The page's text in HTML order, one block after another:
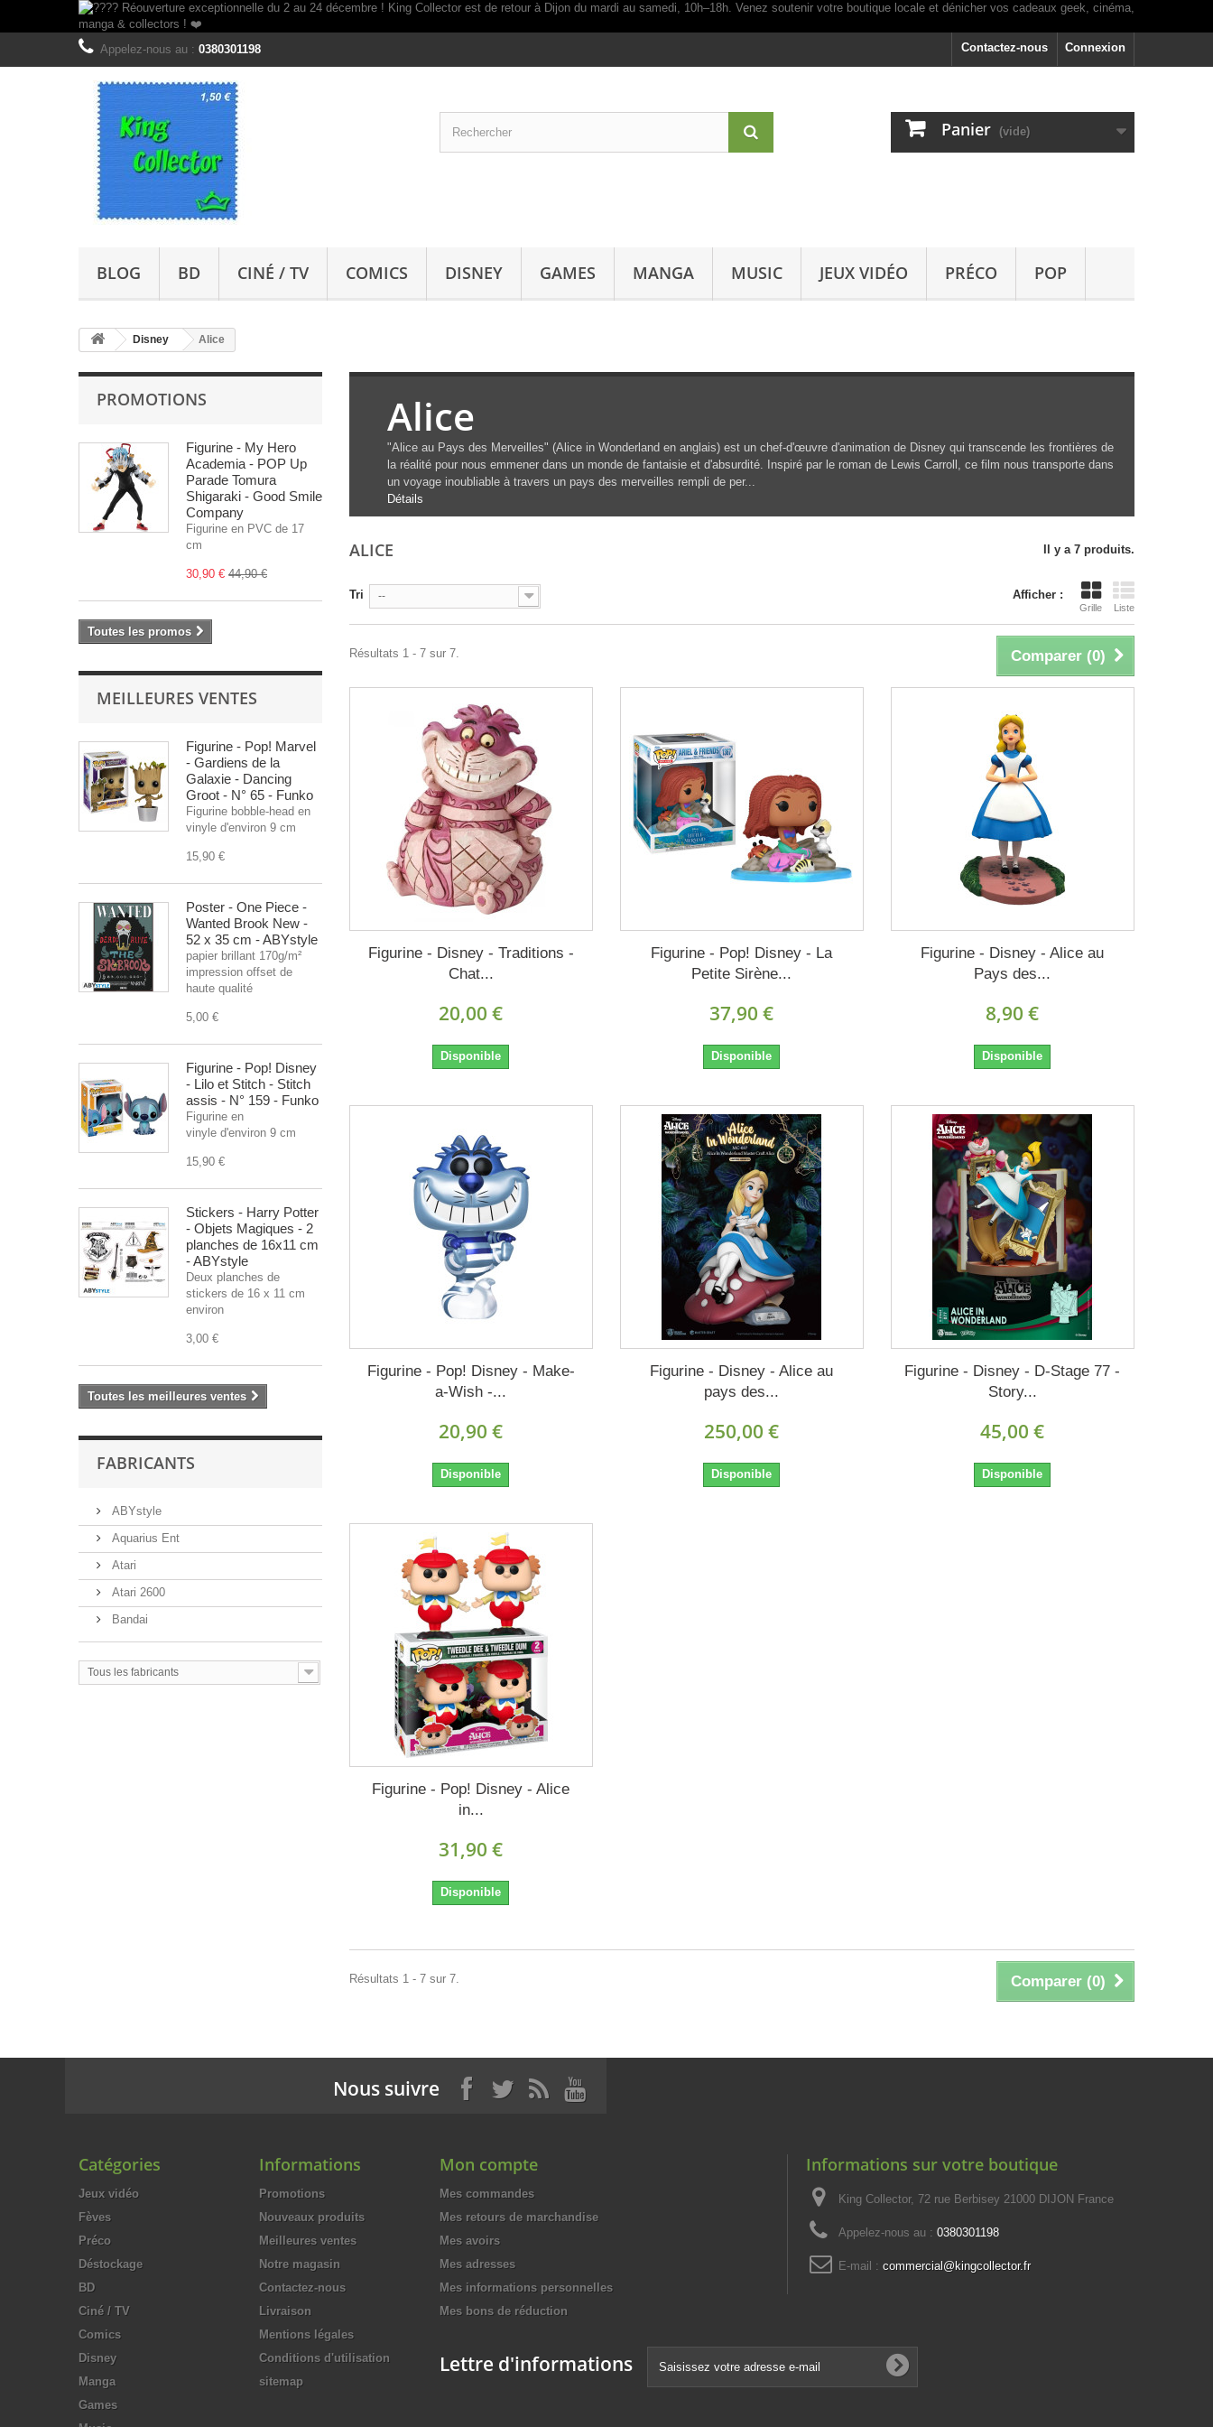
Connexion
Contactez-nous
Appelez-nous au : 0380301198
Panier (vide)
BLOG BD CINÉ / TV COMICS DISNEY GAMES MANGA MUSIC JEUX VIDÉO PRÉCO POP
Disney Alice
PROMOTIONS
Figurine - My Hero
Academia - POP Up
Parade Tomura
Shigaraki - Good Smile
Company
Figurine en PVC de 17
cm
30,90 € 44,90 €
Toutes les promos
MEILLEURES VENTES
Figurine - Pop! Marvel
- Gardiens de la
Galaxie - Dancing
Groot - N° 65 - Funko
Figurine bobble-head en
vinyle d'environ 9 cm
15,90 €
Poster - One Piece -
Wanted Brook New -
52 x 35 cm - ABYstyle
papier brillant 170g/m²
impression offset de
haute qualité
5,00 €
Figurine - Pop! Disney
- Lilo et Stitch - Stitch
assis - N° 159 - Funko
Figurine en
vinyle d'environ 9 cm
15,90 €
Stickers - Harry Potter
- Objets Magiques - 2
planches de 16x11 cm
- ABYstyle
Deux planches de
stickers de 16 x 11 cm
environ
3,00 €
Toutes les meilleures ventes
FABRICANTS
ABYstyle
Aquarius Ent
Atari
Atari 2600
Bandai
Tous les fabricants
Alice
"Alice au Pays des Merveilles" (Alice in Wonderland en anglais) est un chef-d'œuvre d'animation de Disney qui transcende les frontières de
la réalité pour nous emmener dans un monde de fantaisie et d'absurdité. Inspiré par le roman de Lewis Carroll, ce film nous transporte dans
un voyage inoubliable à travers un pays des merveilles rempli de per...
Détails
ALICE Il y a 7 produits.
Afficher :
Grille Liste
Tri --
Comparer (0)
Résultats 1 - 7 sur 7.
Figurine - Disney - Traditions -
Chat...
20,00 €
Disponible
Figurine - Pop! Disney - La
Petite Sirène...
37,90 €
Disponible
Figurine - Disney - Alice au
Pays des...
8,90 €
Disponible
Figurine - Pop! Disney - Make-
a-Wish -...
20,90 €
Disponible
Figurine - Disney - Alice au
pays des...
250,00 €
Disponible
Figurine - Disney - D-Stage 77 -
Story...
45,00 €
Disponible
Figurine - Pop! Disney - Alice
in...
31,90 €
Disponible
Comparer (0)
Résultats 1 - 7 sur 7.
Nous suivre
Catégories
Jeux vidéo
Fèves
Préco
Déstockage
BD
Ciné / TV
Comics
Disney
Manga
Games
Informations
Promotions
Nouveaux produits
Meilleures ventes
Notre magasin
Contactez-nous
Livraison
Mentions légales
Conditions d'utilisation
sitemap
Mon compte
Mes commandes
Mes retours de marchandise
Mes avoirs
Mes adresses
Mes informations personnelles
Mes bons de réduction
Informations sur votre boutique
King Collector, 72 rue Berbisey 21000 DIJON France
Appelez-nous au : 0380301198
E-mail : commercial@kingcollector.fr
Lettre d'informations